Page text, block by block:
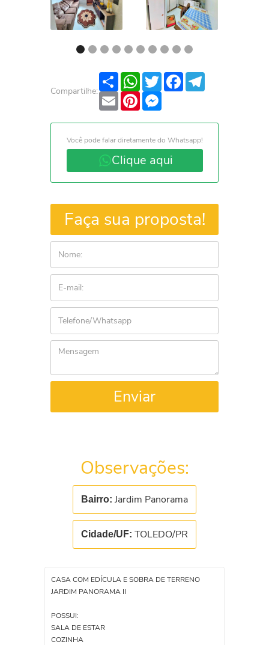
Compartilhe:
Share WhatsApp
TwitterFacebook
Email Pinterest
Você pode falar diretamente do Whatsapp!
Clique aqui
Faça sua proposta!
Enviar
Observações:
Bairro: Jardim Panorama
Cidade/UF: TOLEDO/PR
CASA COM EDÍCULA E SOBRA DE TERRENO
JARDIM PANORAMA II
POSSUI:
SALA DE ESTAR
COZINHA